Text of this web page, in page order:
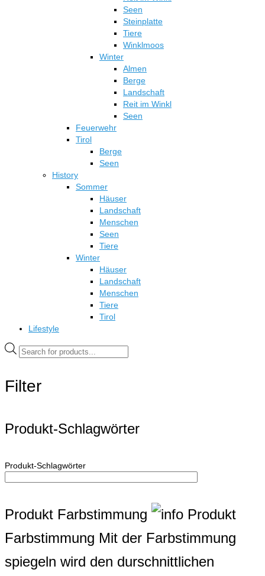
Seen
Steinplatte
Tiere
Winklmoos
Winter
Almen
Berge
Landschaft
Reit im Winkl
Seen
Feuerwehr
Tirol
Berge
Seen
History
Sommer
Häuser
Landschaft
Menschen
Seen
Tiere
Winter
Häuser
Landschaft
Menschen
Tiere
Tirol
Lifestyle
Products
search
Filter
Produkt-Schlagwörter
Produkt-Schlagwörter
Produkt Farbstimmung
Produkt
Farbstimmung Mit der Farbstimmung
spiegeln wird den durschnittlichen